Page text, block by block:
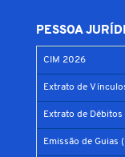
PESSOA
CIM 2026
Extrato de
Extrato de Débitos
Emissão de Guias